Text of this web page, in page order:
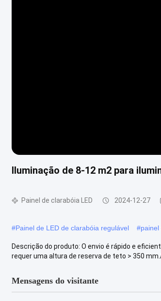
Iluminação de 8-12 m2 para
Painel de clarabóia LED 2024-12-27
#Painel de LED de clarabóia regulável #
Descrição do produto: O envio é rápido e
requer uma altura de reserva de teto > 350
Mensagens do visitante